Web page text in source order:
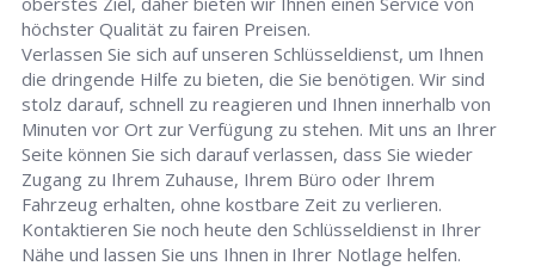
höchster Qualität zu fairen Preisen.
Verlassen Sie sich auf unseren Schlüsseldienst, um Ihnen
die dringende Hilfe zu bieten, die Sie benötigen. Wir sind
stolz darauf, schnell zu reagieren und Ihnen innerhalb von
Minuten vor Ort zur Verfügung zu stehen. Mit uns an Ihrer
Seite können Sie sich darauf verlassen, dass Sie wieder
Zugang zu Ihrem Zuhause, Ihrem Büro oder Ihrem
Fahrzeug erhalten, ohne kostbare Zeit zu verlieren.
Kontaktieren Sie noch heute den Schlüsseldienst in Ihrer
Nähe und lassen Sie uns Ihnen in Ihrer Notlage helfen.